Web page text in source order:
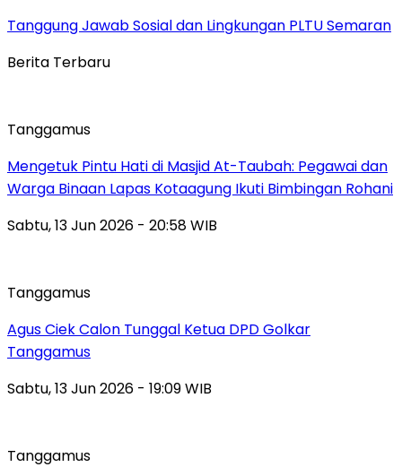
Tanggung Jawab Sosial dan Lingkungan PLTU Semaran
Berita Terbaru
Tanggamus
Mengetuk Pintu Hati di Masjid At-Taubah: Pegawai dan
Warga Binaan Lapas Kotaagung Ikuti Bimbingan Rohani
Sabtu, 13 Jun 2026 - 20:58 WIB
Tanggamus
Agus Ciek Calon Tunggal Ketua DPD Golkar
Tanggamus
Sabtu, 13 Jun 2026 - 19:09 WIB
Tanggamus